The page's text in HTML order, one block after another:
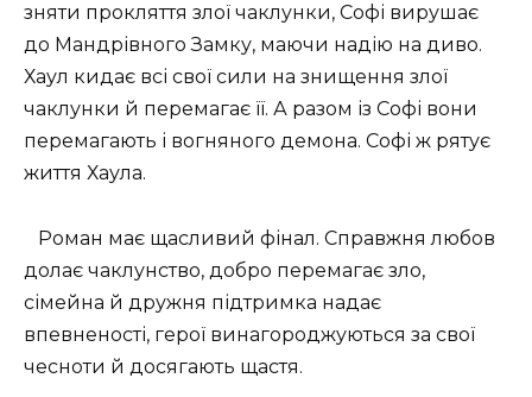
зняти прокляття злої чаклунки, Софі вирушає
до Мандрівного Замку, маючи надію на диво.
Хаул кидає всі свої сили на знищення злої
чаклунки й перемагає її. А разом із Софі вони
перемагають і вогняного демона. Софі ж рятує
життя Хаула.
Роман має щасливий фінал. Справжня любов
долає чаклунство, добро перемагає зло,
сімейна й дружня підтримка надає
впевненості, герої винагороджуються за свої
чесноти й досягають щастя.